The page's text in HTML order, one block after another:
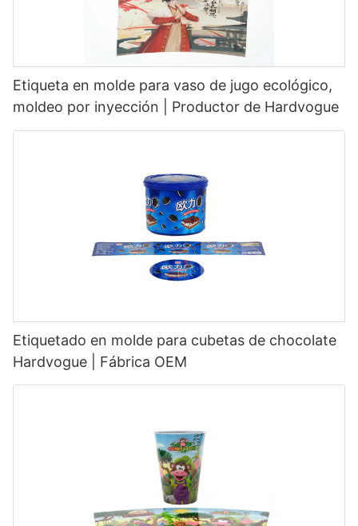
Etiqueta en molde para vaso de jugo ecológico,
moldeo por inyección | Productor de Hardvogue
Etiquetado en molde para cubetas de chocolate
Hardvogue | Fábrica OEM